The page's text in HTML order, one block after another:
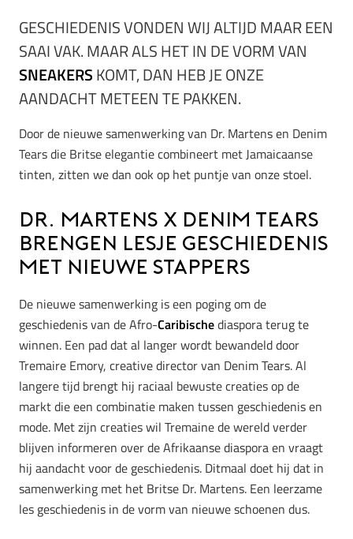
GESCHIEDENIS VONDEN WIJ ALTIJD MAAR EEN
SAAI VAK. MAAR ALS HET IN DE VORM VAN
SNEAKERSKOMT, DAN HEB JE ONZE
AANDACHT METEEN TE PAKKEN.
Door de nieuwe samenwerking van Dr. Martens en Denim
Tears die Britse elegantie combineert met Jamaicaanse
tinten, zitten we dan ook op het puntje van onze stoel.
Dr. Martens x Denim Tears
brengen lesje geschiedenis
met nieuwe stappers
De nieuwe samenwerking is een poging om de
geschiedenis van de Afro-Caribischediaspora terug te
winnen. Een pad dat al langer wordt bewandeld door
Tremaire Emory, creative director van Denim Tears. Al
langere tijd brengt hij raciaal bewuste creaties op de
markt die een combinatie maken tussen geschiedenis en
mode. Met zijn creaties wil Tremaine de wereld verder
blijven informeren over de Afrikaanse diaspora en vraagt
hij aandacht voor de geschiedenis. Ditmaal doet hij dat in
samenwerking met het Britse Dr. Martens. Een leerzame
les geschiedenis in de vorm van nieuwe schoenen dus.